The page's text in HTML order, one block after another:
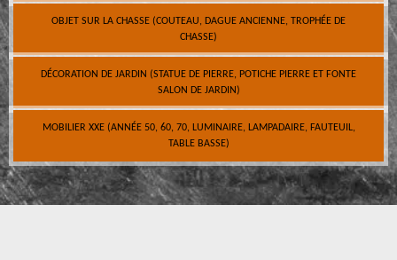
OBJET SUR LA CHASSE (COUTEAU, DAGUE ANCIENNE, TROPHÉE DE
CHASSE)
DÉCORATION DE JARDIN (STATUE DE PIERRE, POTICHE PIERRE ET FONTE
SALON DE JARDIN)
MOBILIER XXE (ANNÉE 50, 60, 70, LUMINAIRE, LAMPADAIRE, FAUTEUIL,
TABLE BASSE)